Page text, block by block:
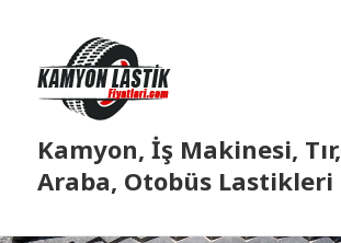
Kamyon, İş Makinesi, Tır,
Araba, Otobüs Lastikleri